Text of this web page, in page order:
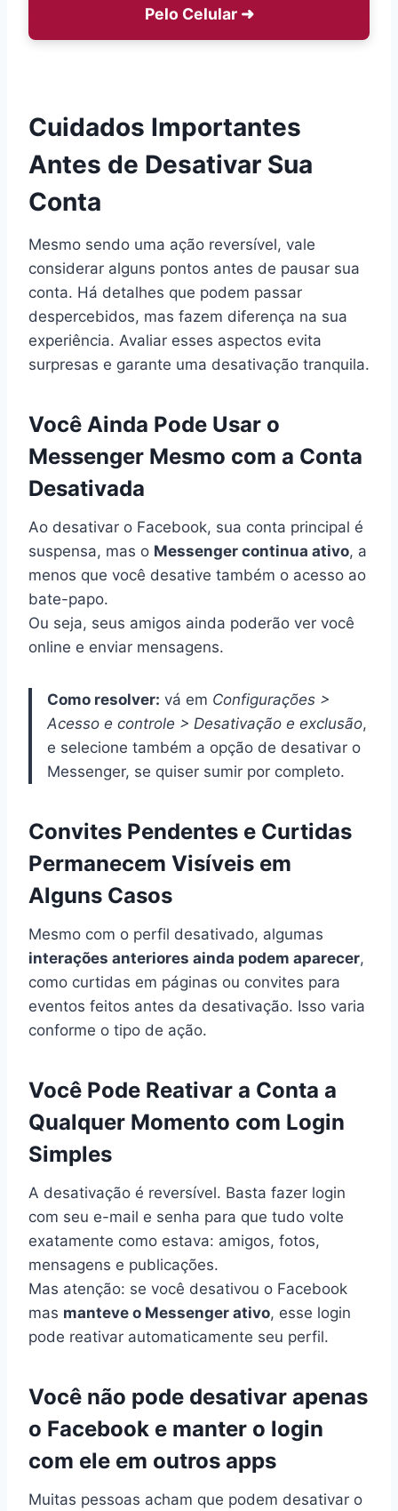
Pelo Celular ➜
Cuidados Importantes
Antes de Desativar Sua
Conta
Mesmo sendo uma ação reversível, vale
considerar alguns pontos antes de pausar sua
conta. Há detalhes que podem passar
despercebidos, mas fazem diferença na sua
experiência. Avaliar esses aspectos evita
surpresas e garante uma desativação tranquila.
Você Ainda Pode Usar o
Messenger Mesmo com a Conta
Desativada
Ao desativar o Facebook, sua conta principal é
suspensa, mas o Messenger continua ativo, a
menos que você desative também o acesso ao
bate-papo.
Ou seja, seus amigos ainda poderão ver você
online e enviar mensagens.
Como resolver: vá em Configurações >
Acesso e controle > Desativação e exclusão,
e selecione também a opção de desativar o
Messenger, se quiser sumir por completo.
Convites Pendentes e Curtidas
Permanecem Visíveis em
Alguns Casos
Mesmo com o perfil desativado, algumas
interações anteriores ainda podem aparecer,
como curtidas em páginas ou convites para
eventos feitos antes da desativação. Isso varia
conforme o tipo de ação.
Você Pode Reativar a Conta a
Qualquer Momento com Login
Simples
A desativação é reversível. Basta fazer login
com seu e-mail e senha para que tudo volte
exatamente como estava: amigos, fotos,
mensagens e publicações.
Mas atenção: se você desativou o Facebook
mas manteve o Messenger ativo, esse login
pode reativar automaticamente seu perfil.
Você não pode desativar apenas
o Facebook e manter o login
com ele em outros apps
Muitas pessoas acham que podem desativar o